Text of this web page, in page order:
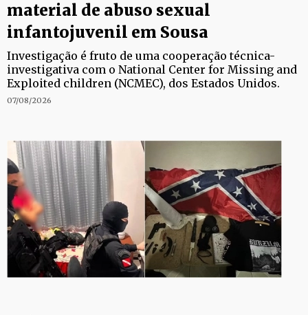
material de abuso sexual
infantojuvenil em Sousa
Investigação é fruto de uma cooperação técnica-
investigativa com o National Center for Missing and
Exploited children (NCMEC), dos Estados Unidos.
07/08/2026